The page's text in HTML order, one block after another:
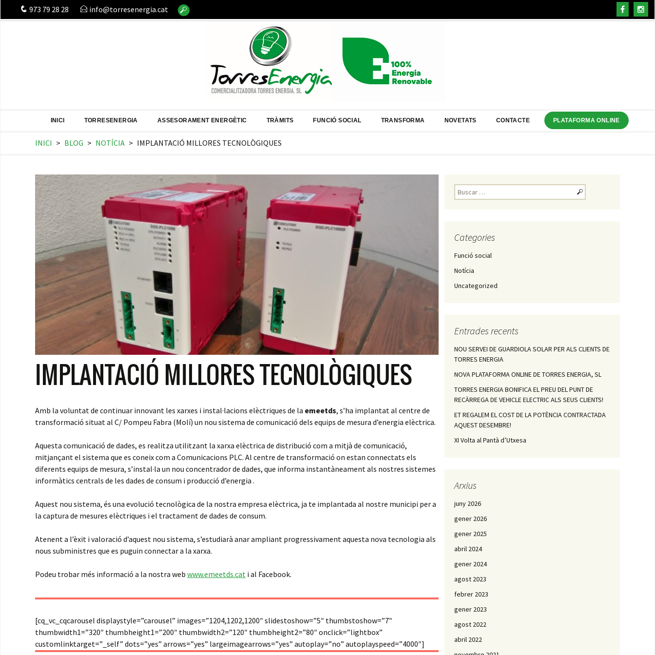
Buscar:
973 79 28 28 info@torresenergia.cat
INICI TORRESENERGIA ASSESORAMENT ENERGÈTIC TRÀMITS FUNCIÓ SOCIAL TRANSFORMA NOVETATS CONTACTE PLATAFORMA ONLINE
INICI > BLOG > NOTÍCIA > IMPLANTACIÓ MILLORES TECNOLÒGIQUES
IMPLANTACIÓ MILLORES TECNOLÒGIQUES
Amb la voluntat de continuar innovant les xarxes i instal·lacions elèctriques de la emeetds, s’ha implantat al centre de
transformació situat al C/ Pompeu Fabra (Molí) un nou sistema de comunicació dels equips de mesura d’energia elèctrica.
Aquesta comunicació de dades, es realitza utilitzant la xarxa elèctrica de distribució com a mitjà de comunicació,
mitjançant el sistema que es coneix com a Comunicacions PLC. Al centre de transformació on estan connectats els
diferents equips de mesura, s’instal·la un nou concentrador de dades, que informa instantàneament als nostres sistemes
informàtics centrals de les dades de consum i producció d’energia .
Aquest nou sistema, és una evolució tecnològica de la nostra empresa elèctrica, ja te implantada al nostre municipi per a
la captura de mesures elèctriques i el tractament de dades de consum.
Atenent a l’èxit i valoració d’aquest nou sistema, s’estudiarà anar ampliant progressivament aquesta nova tecnologia als
nous subministres que es puguin connectar a la xarxa.
Podeu trobar més informació a la nostra web www.emeetds.cat i al Facebook.
[cq_vc_cqcarousel displaystyle=”carousel” images=”1204,1202,1200″ slidestoshow=”5″ thumbstoshow=”7″
thumbwidth1=”320″ thumbheight1=”200″ thumbwidth2=”120″ thumbheight2=”80″ onclick=”lightbox”
customlinktarget=”_self” dots=”yes” arrows=”yes” largeimagearrows=”yes” autoplay=”no” autoplayspeed=”4000″]
Buscar:
Categories
Funció social
Notícia
Uncategorized
Entrades recents
NOU SERVEI DE GUARDIOLA SOLAR PER ALS CLIENTS DE
TORRES ENERGIA
NOVA PLATAFORMA ONLINE DE TORRES ENERGIA, SL
TORRES ENERGIA BONIFICA EL PREU DEL PUNT DE
RECÀRREGA DE VEHICLE ELECTRIC ALS SEUS CLIENTS!
ET REGALEM EL COST DE LA POTÈNCIA CONTRACTADA
AQUEST DESEMBRE!
XI Volta al Pantà d’Utxesa
Arxius
juny 2026
gener 2026
gener 2025
abril 2024
gener 2024
agost 2023
febrer 2023
gener 2023
agost 2022
abril 2022